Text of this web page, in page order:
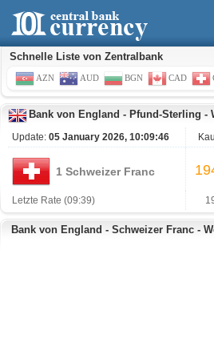
Schnelle Liste von Zentralbank
AZN AUD BGN CAD
Bank von England - Pfund-Sterling -
Update: 05 January 2026, 10:09:46
1 Schweizer Franc
Letzte Rate (09:39)
Bank von England - Schweizer Franc -